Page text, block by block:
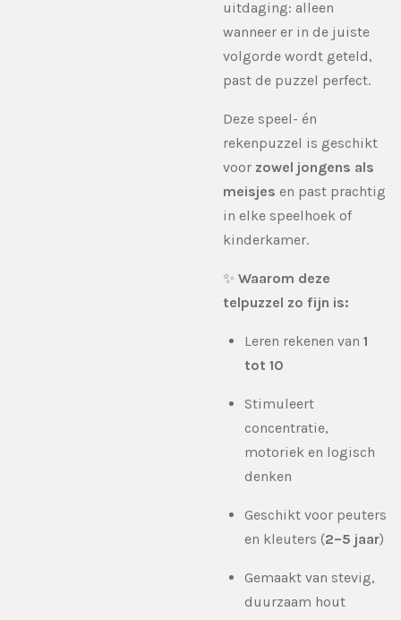
uitdaging: alleen
wanneer er in de juiste
volgorde wordt geteld,
past de puzzel perfect.
Deze speel- én
rekenpuzzel is geschikt
voor zowel jongens als
meisjes en past prachtig
in elke speelhoek of
kinderkamer.
✨ Waarom deze
telpuzzel zo fijn is:
Leren rekenen van 1
tot 10
Stimuleert
concentratie,
motoriek en logisch
denken
Geschikt voor peuters
en kleuters (2–5 jaar)
Gemaakt van stevig,
duurzaam hout